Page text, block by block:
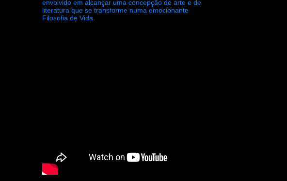
envolvido em alcançar uma concepção de arte e de
literatura que se transforme numa emocionante
Filosofia de Vida.